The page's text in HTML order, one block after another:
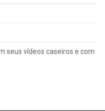
seus vídeos caseiros e com